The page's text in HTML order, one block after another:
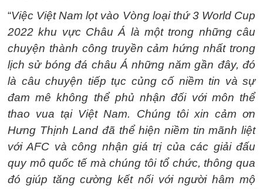
“Việc Việt Nam lọt vào Vòng loại thứ 3 World Cup
2022 khu vực Châu Á là một trong những câu
chuyện thành công truyền cảm hứng nhất trong
lịch sử bóng đá châu Á những năm gần đây, đó
là câu chuyện tiếp tục củng cố niềm tin và sự
đam mê không thể phủ nhận đối với môn thể
thao vua tại Việt Nam. Chúng tôi xin cảm ơn
Hưng Thịnh Land đã thể hiện niềm tin mãnh liệt
với AFC và công nhận giá trị của các giải đấu
quy mô quốc tế mà chúng tôi tổ chức, thông qua
đó giúp tăng cường kết nối với người hâm mộ